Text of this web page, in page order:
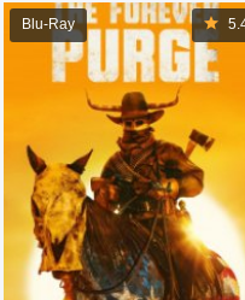
Blu-Ray